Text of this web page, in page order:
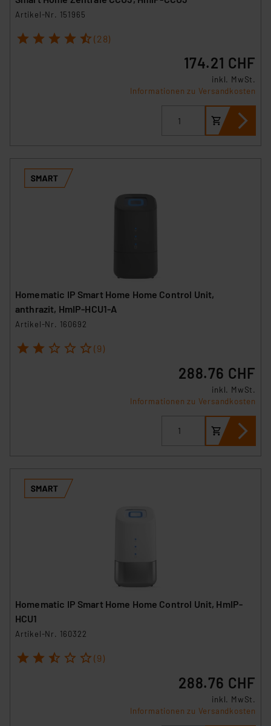
Artikel-Nr. 151965
1 2 3 4 5 (28)
174.21 CHF
inkl. MwSt.
Informationen zu Versandkosten
Homematic IP Smart Home Home Control Unit,
anthrazit, HmIP-HCU1-A
Artikel-Nr. 160692
1 2 3 4 5 (9)
288.76 CHF
inkl. MwSt.
Informationen zu Versandkosten
Homematic IP Smart Home Home Control Unit, HmIP-
HCU1
Artikel-Nr. 160322
1 2 3 4 5 (9)
288.76 CHF
inkl. MwSt.
Informationen zu Versandkosten